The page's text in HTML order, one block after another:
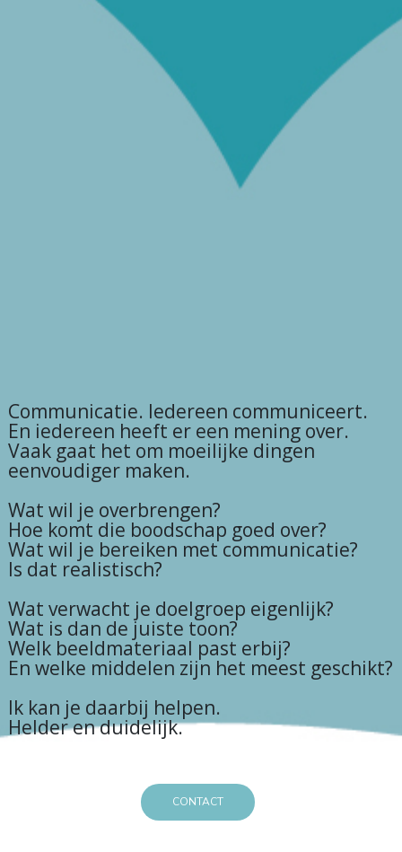
Communicatie. Iedereen communiceert.
En iedereen heeft er een mening over.
Vaak gaat het om moeilijke dingen
eenvoudiger maken.
Wat wil je overbrengen?
Hoe komt die boodschap goed over?
Wat wil je bereiken met communicatie?
Is dat realistisch?
Wat verwacht je doelgroep eigenlijk?
Wat is dan de juiste toon?
Welk beeldmateriaal past erbij?
En welke middelen zijn het meest geschikt?
Ik kan je daarbij helpen.
Helder en duidelijk.
CONTACT